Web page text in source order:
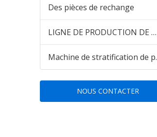
Des pièces de rechange
LIGNE DE PRODUCTION DE PANNEAU MURAL EN PVC WPC pour le marché indien du Pakistan
Machine
NOUS CONTACTER